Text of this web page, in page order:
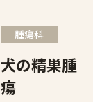
腫瘍科
犬の精巣腫
瘍